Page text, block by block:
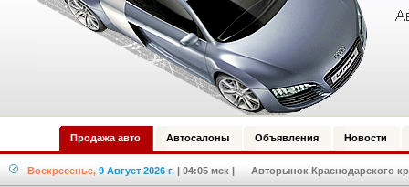
Продажа авто Автосалоны Объявления Новости
Воскресенье, 9 Август 2026 г. | 04:05 мск | Авторынок Краснодарского